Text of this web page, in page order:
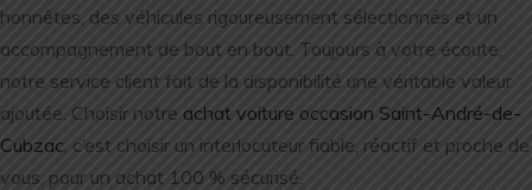
honnêtes, des véhicules rigoureusement sélectionnés et un
accompagnement de bout en bout. Toujours à votre écoute,
notre service client fait de la disponibilité une véritable valeur
ajoutée. Choisir notre achat voiture occasion Saint-André-de-
Cubzac , c’est choisir un interlocuteur fiable, réactif et proche de
vous, pour un achat 100 % sécurisé.